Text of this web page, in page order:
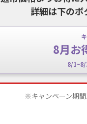
詳細は下のボ
8月お
8/1~8/
※キャンペーン期